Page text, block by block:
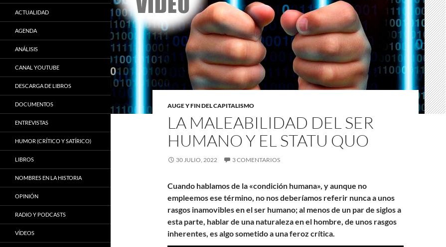
AUGE Y FIN DEL CAPITALISMO
LA MALEABILIDAD DEL SER
HUMANO Y EL STATU QUO
30 JULIO, 2022 3 COMENTARIOS
Cuando hablamos de la «condición humana», y aunque no
empleemos ese término, no nos deberíamos referir nunca a unos
rasgos inamovibles en el ser humano; al menos de un par de siglos a
esta parte, hablar de una naturaleza en el hombre, de unos rasgos
inherentes, es algo sometido a una feroz crítica.
ACTUALIDAD
AGENDA
ANÁLISIS
CANAL YOUTUBE
DESCARGA DE LIBROS
DOCUMENTOS
ENTREVISTAS
HUMOR (CRÍTICO Y SATÍRICO)
LIBROS
NOMBRES EN LA HISTORIA
OPINIÓN
RADIO Y PODCASTS
VÍDEOS